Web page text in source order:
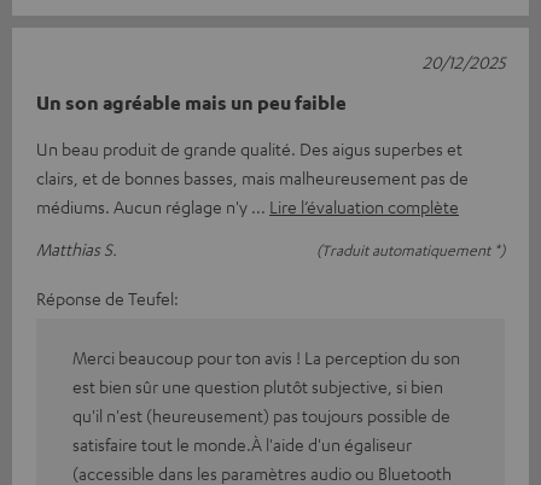
Un son agréable mais un peu faible
Un beau produit de grande qualité. Des aigus superbes et
clairs, et de bonnes basses, mais malheureusement pas de
médiums. Aucun réglage n'y
Lire l’évaluation complète
Matthias S.
(Traduit automatiquement *)
20/12/2025
Réponse de Teufel:
Merci beaucoup pour ton avis ! La perception du son
est bien sûr une question plutôt subjective, si bien
qu'il n'est (heureusement) pas toujours possible de
satisfaire tout le monde.À l'aide d'un égaliseur
(accessible dans les paramètres audio ou Bluetooth